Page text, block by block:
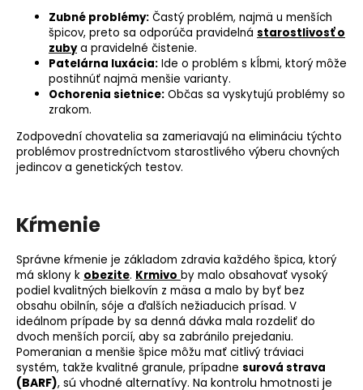
Zubné problémy: Častý problém, najmä u menších
špicov, preto sa odporúča pravidelná starostlivosť o
zubya pravidelné čistenie.
Patelárna luxácia: Ide o problém s kĺbmi, ktorý môže
postihnúť najmä menšie varianty.
Ochorenia sietnice: Občas sa vyskytujú problémy so
zrakom.
Zodpovední chovatelia sa zameriavajú na elimináciu týchto
problémov prostredníctvom starostlivého výberu chovných
jedincov a genetických testov.
Kŕmenie
Správne kŕmenie je základom zdravia každého špica, ktorý
má sklony k obezite. Krmivo by malo obsahovať vysoký
podiel kvalitných bielkovín z mäsa a malo by byť bez
obsahu obilnín, sóje a ďalších nežiaducich prísad. V
ideálnom prípade by sa denná dávka mala rozdeliť do
dvoch menších porcií, aby sa zabránilo prejedaniu.
Pomeranian a menšie špice môžu mať citlivý tráviaci
systém, takže kvalitné granule, prípadne surová strava
(BARF), sú vhodné alternatívy. Na kontrolu hmotnosti je